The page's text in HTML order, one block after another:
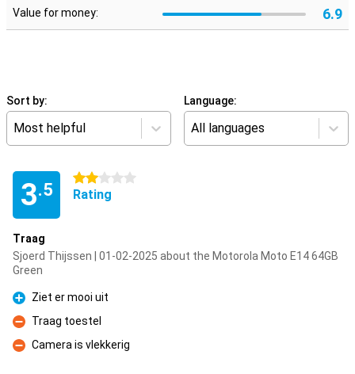
Value for money: 6.9
Sort by:
Most helpful
Language:
All languages
3.5
2 stars
Rating
Traag
Sjoerd Thijssen | 01-02-2025 about the Motorola Moto E14 64GB
Green
Pro
Ziet er mooi uit
Con
Traag toestel
Con
Camera is vlekkerig